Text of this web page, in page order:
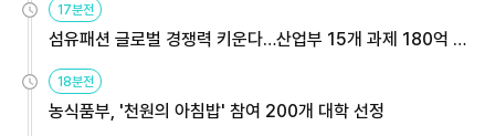
17분전
섬유패션 글로벌 경쟁력 키운다…산업부 15개 과제 180억 지
원
18분전
농식품부, '천원의 아침밥' 참여 200개 대학 선정